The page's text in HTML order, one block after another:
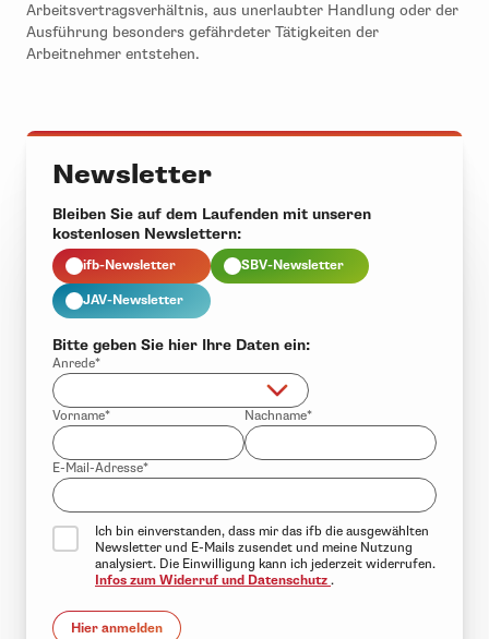
Arbeitsvertragsverhältnis, aus unerlaubter Handlung oder der
Ausführung besonders gefährdeter Tätigkeiten der
Arbeitnehmer entstehen.
Newsletter
Bleiben Sie auf dem Laufenden mit unseren
kostenlosen Newslettern:
ifb-Newsletter SBV-Newsletter
JAV-Newsletter
Bitte geben Sie hier Ihre Daten ein:
Anrede*
Vorname* Nachname*
E-Mail-Adresse*
Ich bin einverstanden, dass mir das ifb die ausgewählten
Newsletter und E-Mails zusendet und meine Nutzung
analysiert. Die Einwilligung kann ich jederzeit widerrufen.
Infos zum Widerruf und Datenschutz .
Hier anmelden